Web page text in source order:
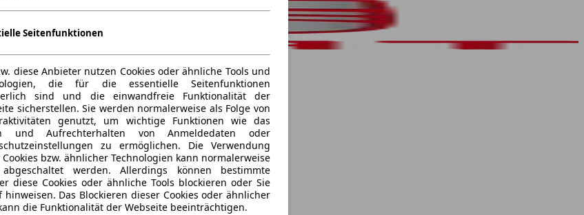
Seitenfunktionen
diese Anbieter nutzen Cookies oder ähnliche Tools und
die für die essentielle Seitenfunktionen
sind und die einwandfreie Funktionalität der
sicherstellen. Sie werden normalerweise als Folge von
genutzt, um wichtige Funktionen wie das
und Aufrechterhalten von Anmeldedaten oder
zu ermöglichen. Die Verwendung
bzw. ähnlicher Technologien kann normalerweise
werden. Allerdings können bestimmte
diese Cookies oder ähnliche Tools blockieren oder Sie
hinweisen. Das Blockieren dieser Cookies oder ähnlicher
die Funktionalität der Webseite beeinträchtigen.